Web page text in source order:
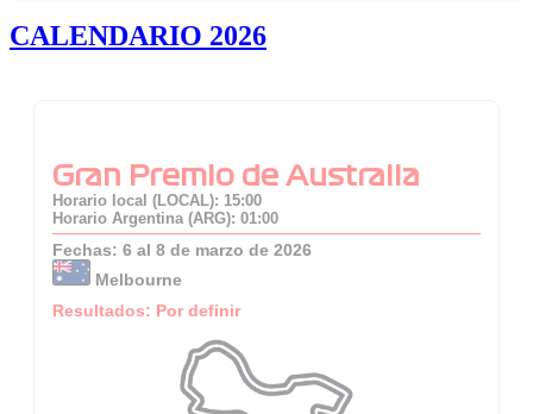
CALENDARIO 2026
Gran Premio de Australia
Horario local (LOCAL): 15:00
Horario Argentina (ARG): 01:00
Fechas: 6 al 8 de marzo de 2026
Melbourne
Resultados: Por definir